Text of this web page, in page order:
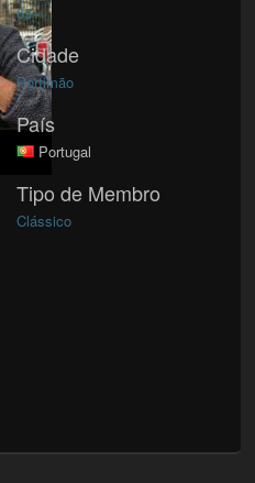
65+
Cidade
Portimão
País
Portugal
Tipo de Membro
Clássico